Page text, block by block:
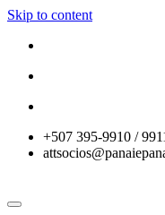
Skip to content
+507 395-9910 /